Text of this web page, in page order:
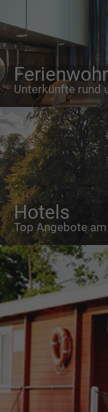
Unterkünfte rund
Hotels
Top Angebote